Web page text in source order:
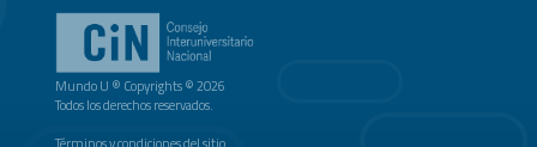
Mundo U ® Copyrights © 2026
Todos los derechos reservados.
Términos y condiciones del sitio